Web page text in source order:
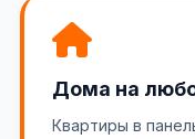
Дома на
Квартиры в